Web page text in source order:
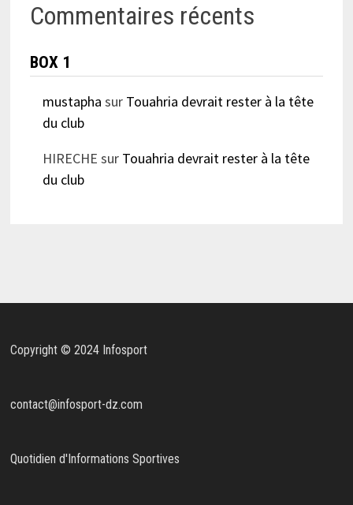
Commentaires récents
BOX 1
mustapha sur Touahria devrait rester à la tête
du club
HIRECHE sur Touahria devrait rester à la tête
du club
Copyright © 2024 Infosport
contact@infosport-dz.com
Quotidien d'Informations Sportives